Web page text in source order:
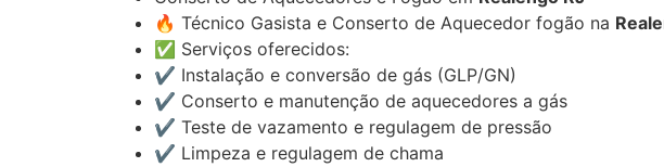
🔥 Técnico Gasista e Conserto de Aquecedor fogão na
✅ Serviços oferecidos:
✔️ Instalação e conversão de gás (GLP/GN)
✔️ Conserto e manutenção de aquecedores a gás
✔️ Teste de vazamento e regulagem de pressão
✔️ Limpeza e regulagem de chama